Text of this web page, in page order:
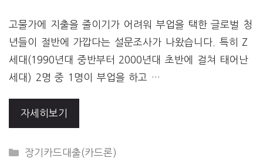
고물가에 지출을 줄이기가 어려워 부업을 택한 글로벌 청
년들이 절반에 가깝다는 설문조사가 나왔습니다. 특히 Z
세대(1990년대 중반부터 2000년대 초반에 걸쳐 태어난
세대) 2명 중 1명이 부업을 하고 …
자세히보기
CATEGORIES
장기카드대출(카드론)